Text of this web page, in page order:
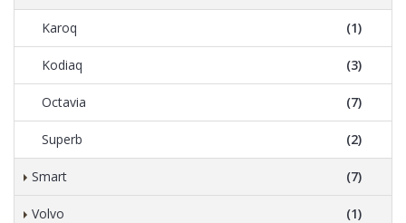
Karoq (1)
Kodiaq (3)
Octavia (7)
Superb (2)
Smart (7)
Volvo (1)